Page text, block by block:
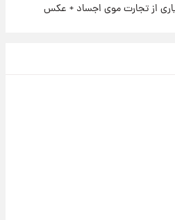
از تجارت موی اجساد + عکس